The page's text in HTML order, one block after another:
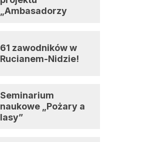
„Ambasadorzy
61 zawodników w
Rucianem-Nidzie!
Seminarium
naukowe „Pożary a
lasy”